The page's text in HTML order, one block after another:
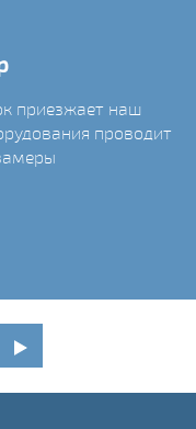
приезжает наш
проводит